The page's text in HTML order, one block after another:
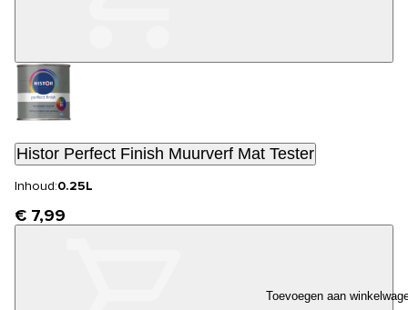
Histor Perfect Finish Muurverf Mat Tester
Inhoud:0.25L
€ 7,99
Toevoegen aan